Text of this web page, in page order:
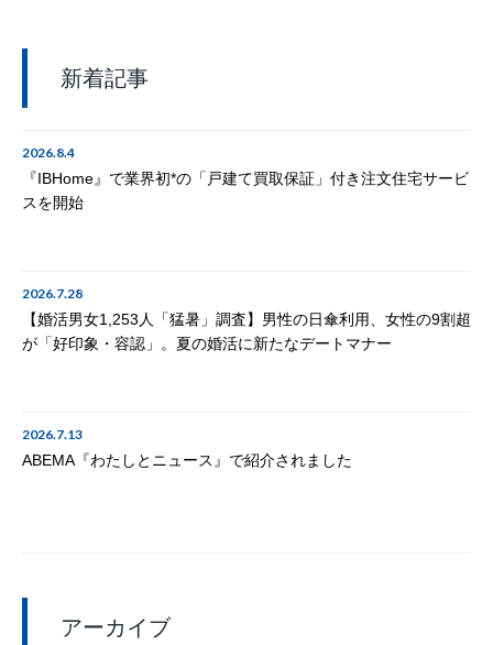
新着記事
2026.8.4
『IBHome』で業界初*の「戸建て買取保証」付き注文住宅サービ
スを開始
2026.7.28
【婚活男女1,253人「猛暑」調査】男性の日傘利用、女性の9割超
が「好印象・容認」。夏の婚活に新たなデートマナー
2026.7.13
ABEMA『わたしとニュース』で紹介されました
アーカイブ